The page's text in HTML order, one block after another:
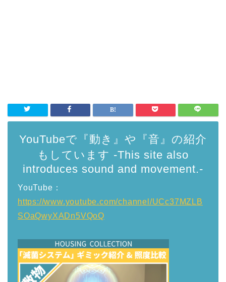
YouTubeで『動き』や『音』の紹介
もしています -This site also
introduces sound and movement.-
YouTube：
https://www.youtube.com/channel/UCc37MZLB
SOaQwyXADn5VQoQ